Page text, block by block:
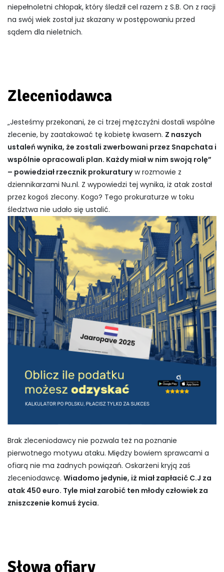
niepełnoletni chłopak, który śledził cel razem z S.B. On z racji
na swój wiek został już skazany w postępowaniu przed
sądem dla nieletnich.
Zleceniodawca
„Jesteśmy przekonani, że ci trzej mężczyźni dostali wspólne
zlecenie, by zaatakować tę kobietę kwasem. Z naszych
ustaleń wynika, że zostali zwerbowani przez Snapchata i
wspólnie opracowali plan. Każdy miał w nim swoją rolę”
– powiedział rzecznik prokuraturyw rozmowie z
dziennikarzami Nu.nl. Z wypowiedzi tej wynika, iż atak został
przez kogoś zlecony. Kogo? Tego prokuraturze w toku
śledztwa nie udało się ustalić.
Brak zleceniodawcy nie pozwala też na poznanie
pierwotnego motywu ataku. Między bowiem sprawcami a
ofiarą nie ma żadnych powiązań. Oskarżeni kryją zaś
zleceniodawcę. Wiadomo jedynie, iż miał zapłacić C.J za
atak 450 euro. Tyle miał zarobić ten młody człowiek za
zniszczenie komuś życia.
Słowa ofiary